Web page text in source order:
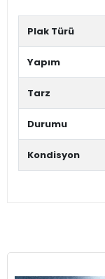
Plak Türü
Yapım
Tarz
Durumu
Kondisyon